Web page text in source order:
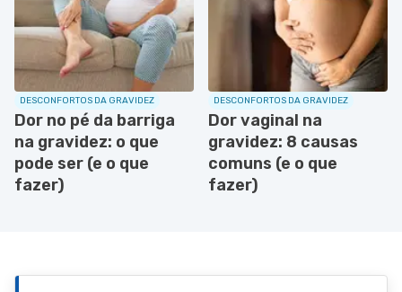
DESCONFORTOS DA GRAVIDEZ
Dor no pé da barriga
na gravidez: o que
pode ser (e o que
fazer)
DESCONFORTOS DA GRAVIDEZ
Dor vaginal na
gravidez: 8 causas
comuns (e o que
fazer)